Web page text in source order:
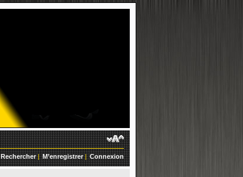
Rechercher| M’enregistrer| Connexion